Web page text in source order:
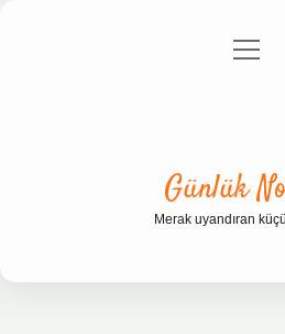
Gizlilik menüyü
Günlük
Merak uyandıran